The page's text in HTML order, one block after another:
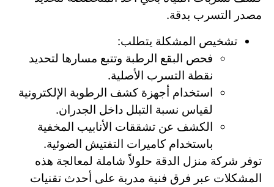
مصدر التسرب بدقة.
تشخيص المشكلة يتطلب:
فحص البقع الرطبة وتتبع مسارها لتحديد
نقطة التسرب الأصلية.
استخدام أجهزة كشف الرطوبة الإلكترونية
لقياس نسبة التبلل داخل الجدران.
الكشف عن تشققات الأنابيب المخفية
باستخدام كاميرات التفتيش الضوئية.
توفر شركة منزل الدقة حلولاً شاملة لمعالجة هذه
المشكلات عبر فرق فنية مدربة على أحدث تقنيات